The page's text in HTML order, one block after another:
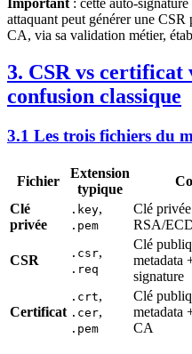
attaquant peut générer une
CA, via sa validation métier,
3. CSR vs certificat
confusion classique
3.1 Les trois fichiers du
Fichier
Extension
typique
Clé
privée
.key,
.pem
Clé privée
RSA/
CSR .csr,
.req
Clé
metadata
signature
Certificat
.crt,
.cer,
.pem
Clé
metadata
CA